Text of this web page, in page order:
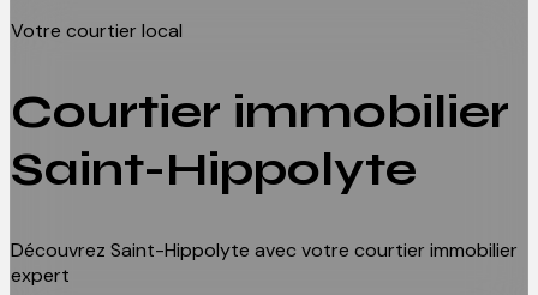
Votre courtier local
Courtier immobilier
Saint-Hippolyte
Découvrez Saint-Hippolyte avec votre courtier immobilier
expert